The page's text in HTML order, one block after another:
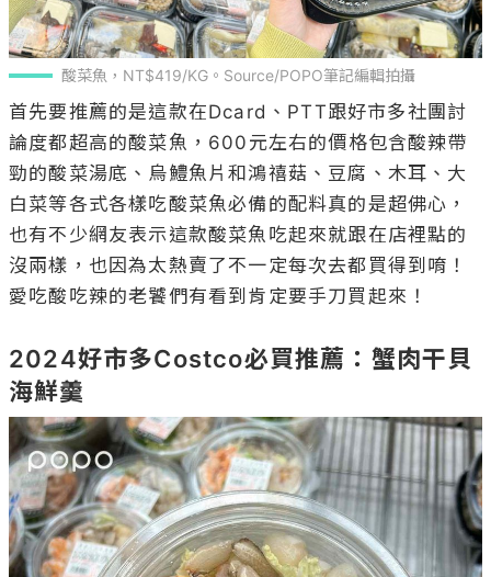
酸菜魚，NT$419/KG。Source/POPO筆記編輯拍攝
首先要推薦的是這款在Dcard、PTT跟好市多社團討
論度都超高的酸菜魚，600元左右的價格包含酸辣帶
勁的酸菜湯底、烏鱧魚片和鴻禧菇、豆腐、木耳、大
白菜等各式各樣吃酸菜魚必備的配料真的是超佛心，
也有不少網友表示這款酸菜魚吃起來就跟在店裡點的
沒兩樣，也因為太熱賣了不一定每次去都買得到唷！
愛吃酸吃辣的老饕們有看到肯定要手刀買起來！
2024好市多Costco必買推薦：蟹肉干貝
海鮮羹